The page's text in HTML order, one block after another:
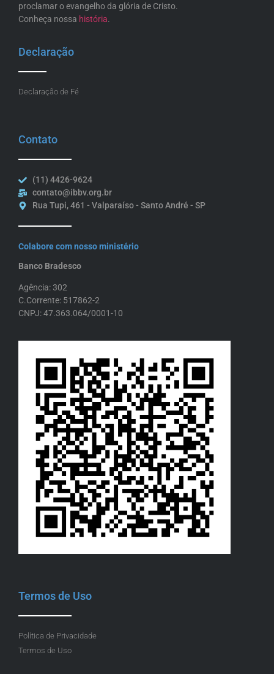
proclamar o evangelho da glória de Cristo.
Conheça nossa história.
Declaração
Declaração de Fé
Contato
(11) 4426-9624
contato@ibbv.org.br
Rua Tupi, 461 - Valparaíso - Santo André - SP
Colabore com nosso ministério
Banco Bradesco
Agência: 302
C.Corrente: 517862-2
CNPJ: 47.363.064/0001-10
Termos de Uso
Política de Privacidade
Termos de Uso